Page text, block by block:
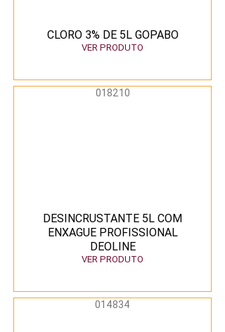
CLORO 3% DE 5L GOPABO
VER PRODUTO
018210
DESINCRUSTANTE 5L COM
ENXAGUE PROFISSIONAL
DEOLINE
VER PRODUTO
014834